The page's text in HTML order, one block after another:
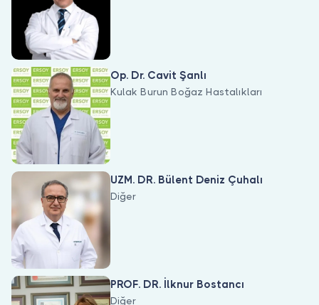
Doktorlar için
Doktor musunuz?
Op. Dr. Cavit Şanlı
Kulak Burun Boğaz Hastalıkları
UZM. DR. Bülent Deniz Çuhalı
Diğer
PROF. DR. İlknur Bostancı
Diğer